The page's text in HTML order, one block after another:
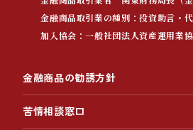
金融商品取引業の種別：投資助言・
加入協会：一般社団法人資産運用業
金融商品の勧誘方針
苦情相談窓口